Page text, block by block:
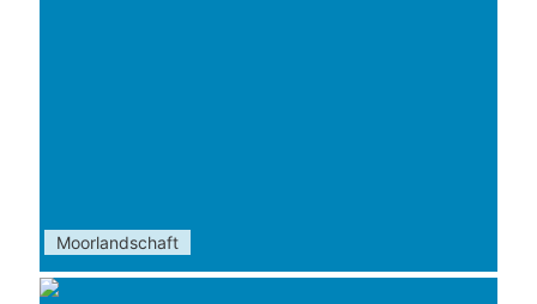
Moorlandschaft